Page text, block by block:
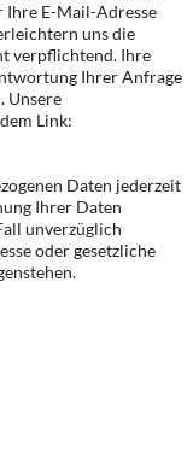
Ihre E-Mail-Adresse
uns die
verpflichtend. Ihre
Ihrer Anfrage
Unsere
Link:
Daten jederzeit
Ihrer Daten
unverzüglich
oder gesetzliche